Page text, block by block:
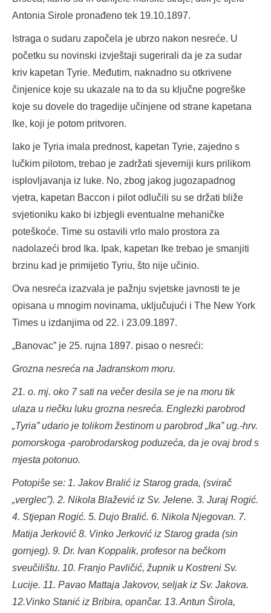
Antonia Sirole pronađeno tek 19.10.1897.
Istraga o sudaru započela je ubrzo nakon nesreće. U
početku su novinski izvještaji sugerirali da je za sudar
kriv kapetan Tyrie. Međutim, naknadno su otkrivene
činjenice koje su ukazale na to da su ključne pogreške
koje su dovele do tragedije učinjene od strane kapetana
Ike, koji je potom pritvoren.
Iako je Tyria imala prednost, kapetan Tyrie, zajedno s
lučkim pilotom, trebao je zadržati sjeverniji kurs prilikom
isplovljavanja iz luke. No, zbog jakog jugozapadnog
vjetra, kapetan Baccon i pilot odlučili su se držati bliže
svjetioniku kako bi izbjegli eventualne mehaničke
poteškoće. Time su ostavili vrlo malo prostora za
nadolazeći brod Ika. Ipak, kapetan Ike trebao je smanjiti
brzinu kad je primijetio Tyriu, što nije učinio.
Ova nesreća izazvala je pažnju svjetske javnosti te je
opisana u mnogim novinama, uključujući i The New York
Times u izdanjima od 22. i 23.09.1897.
„Banovac” je 25. rujna 1897. pisao o nesreći:
Grozna nesreća na Jadranskom moru.
21. o. mj. oko 7 sati na večer desila se je na moru tik
ulaza u riečku luku grozna nesreća. Englezki parobrod
„Tyria” udario je tolikom žestinom u parobrod „Ika” ug.-hrv.
pomorskoga -parobrodarskog poduzeća, da je ovaj brod s
mjesta potonuo.
Potopiše se: 1. Jakov Bralić iz Starog grada, (svirač
„verglec”). 2. Nikola Blažević iz Sv. Jelene. 3. Juraj Rogić.
4. Stjepan Rogić. 5. Dujo Bralić. 6. Nikola Njegovan. 7.
Matija Jerković 8. Vinko Jerković iz Starog grada (sin
gornjeg). 9. Dr. Ivan Koppalik, profesor na bečkom
sveučilištu. 10. Franjo Pavličić, župnik u Kostreni Sv.
Lucije. 11. Pavao Mattaja Jakovov, seljak iz Sv. Jakova.
12.Vinko Stanić iz Bribira, opančar. 13. Antun Širola,